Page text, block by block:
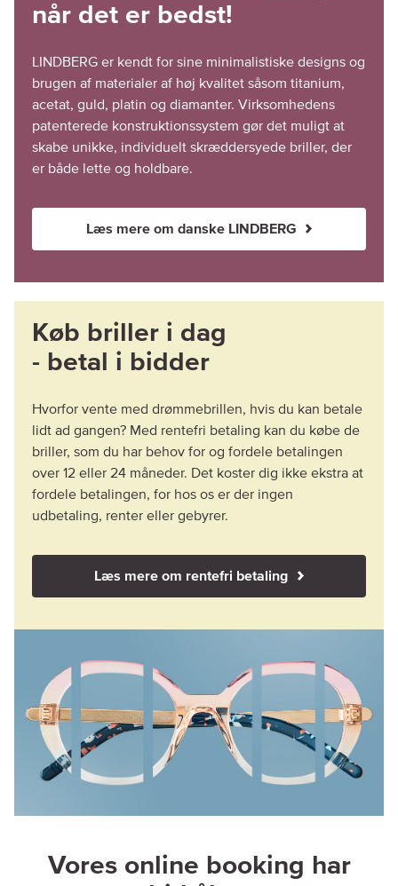
når det er bedst!
LINDBERG er kendt for sine minimalistiske designs og
brugen af materialer af høj kvalitet såsom titanium,
acetat, guld, platin og diamanter. Virksomhedens
patenterede konstruktionssystem gør det muligt at
skabe unikke, individuelt skræddersyede briller, der
er både lette og holdbare.
Læs mere om danske LINDBERG
Køb briller i dag
- betal i bidder
Hvorfor vente med drømmebrillen, hvis du kan betale
lidt ad gangen? Med rentefri betaling kan du købe de
briller, som du har behov for og fordele betalingen
over 12 eller 24 måneder. Det koster dig ikke ekstra at
fordele betalingen, for hos os er der ingen
udbetaling, renter eller gebyrer.
Læs mere om rentefri betaling
Vores online booking har